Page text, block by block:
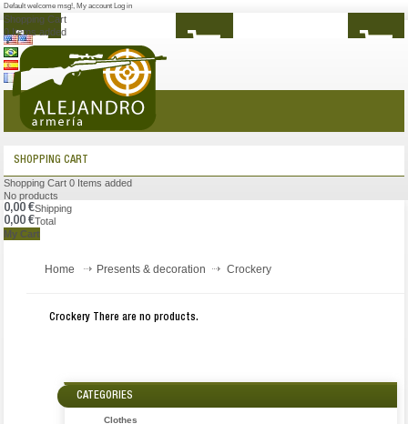
Default welcome msg!, My account Log in
Shopping Cart
0 Items added
MENU
SHOPPING CART
Shopping Cart 0 Items added
No products
0,00 €Shipping
0,00 €Total
My Cart
Home Presents & decoration Crockery
Crockery There are no products.
CATEGORIES
Clothes